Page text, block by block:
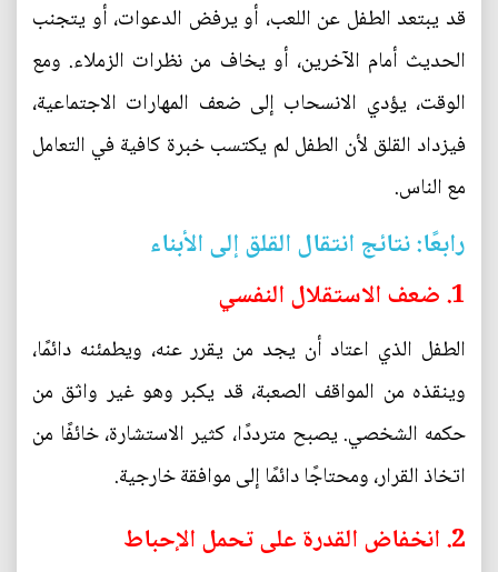
قد يبتعد الطفل عن اللعب، أو يرفض الدعوات، أو يتجنب
الحديث أمام الآخرين، أو يخاف من نظرات الزملاء. ومع
الوقت، يؤدي الانسحاب إلى ضعف المهارات الاجتماعية،
فيزداد القلق لأن الطفل لم يكتسب خبرة كافية في التعامل
مع الناس.
رابعًا: نتائج انتقال القلق إلى الأبناء
1. ضعف الاستقلال النفسي
الطفل الذي اعتاد أن يجد من يقرر عنه، ويطمئنه دائمًا،
وينقذه من المواقف الصعبة، قد يكبر وهو غير واثق من
حكمه الشخصي. يصبح مترددًا، كثير الاستشارة، خائفًا من
اتخاذ القرار، ومحتاجًا دائمًا إلى موافقة خارجية.
2. انخفاض القدرة على تحمل الإحباط